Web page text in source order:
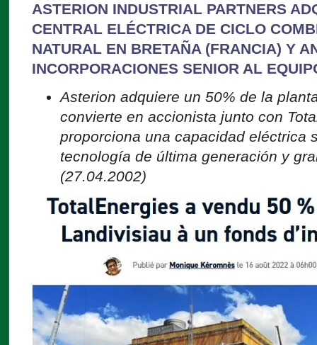
ASTERION INDUSTRIAL PARTNERS
CENTRAL ELÉCTRICA DE CICLO
NATURAL EN BRETAÑA (FRANCIA) Y
INCORPORACIONES SENIOR AL
Asterion adquiere un 50% de la
convierte en accionista junto con
proporciona una capacidad eléctrica
tecnología de última generación y
(27.04.2002)